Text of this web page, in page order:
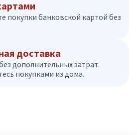
покупки банковской картой без
доставка
дополнительных затрат.
покупками из дома.